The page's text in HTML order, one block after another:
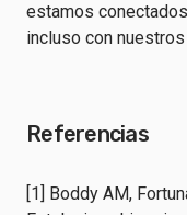
estamos
incluso con
Referencias
[1] Boddy AM,